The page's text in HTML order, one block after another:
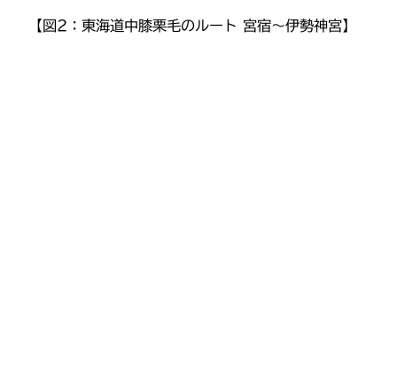
【図2：東海道中膝栗毛のルート 宮宿〜伊勢神宮】